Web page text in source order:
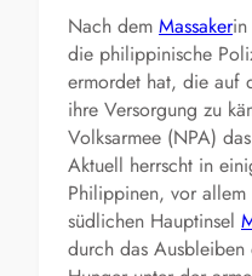
Nach dem Massakerin
die philippinische
ermordet hat, die auf
ihre Versorgung zu
Volksarmee (NPA)
Aktuell herrscht in
Philippinen, vor allem
südlichen Hauptinsel
durch das